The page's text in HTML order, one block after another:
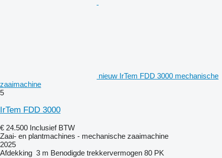
nieuw IrTem FDD 3000 mechanische
zaaimachine
5
IrTem FDD 3000
€ 24.500 Inclusief BTW
Zaai- en plantmachines - mechanische zaaimachine
2025
Afdekking 3 m Benodigde trekkervermogen 80 PK